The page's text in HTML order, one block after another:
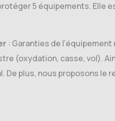
5 équipements. Elle
: Garanties de
(oxydation, casse, vol).
De plus, nous proposons